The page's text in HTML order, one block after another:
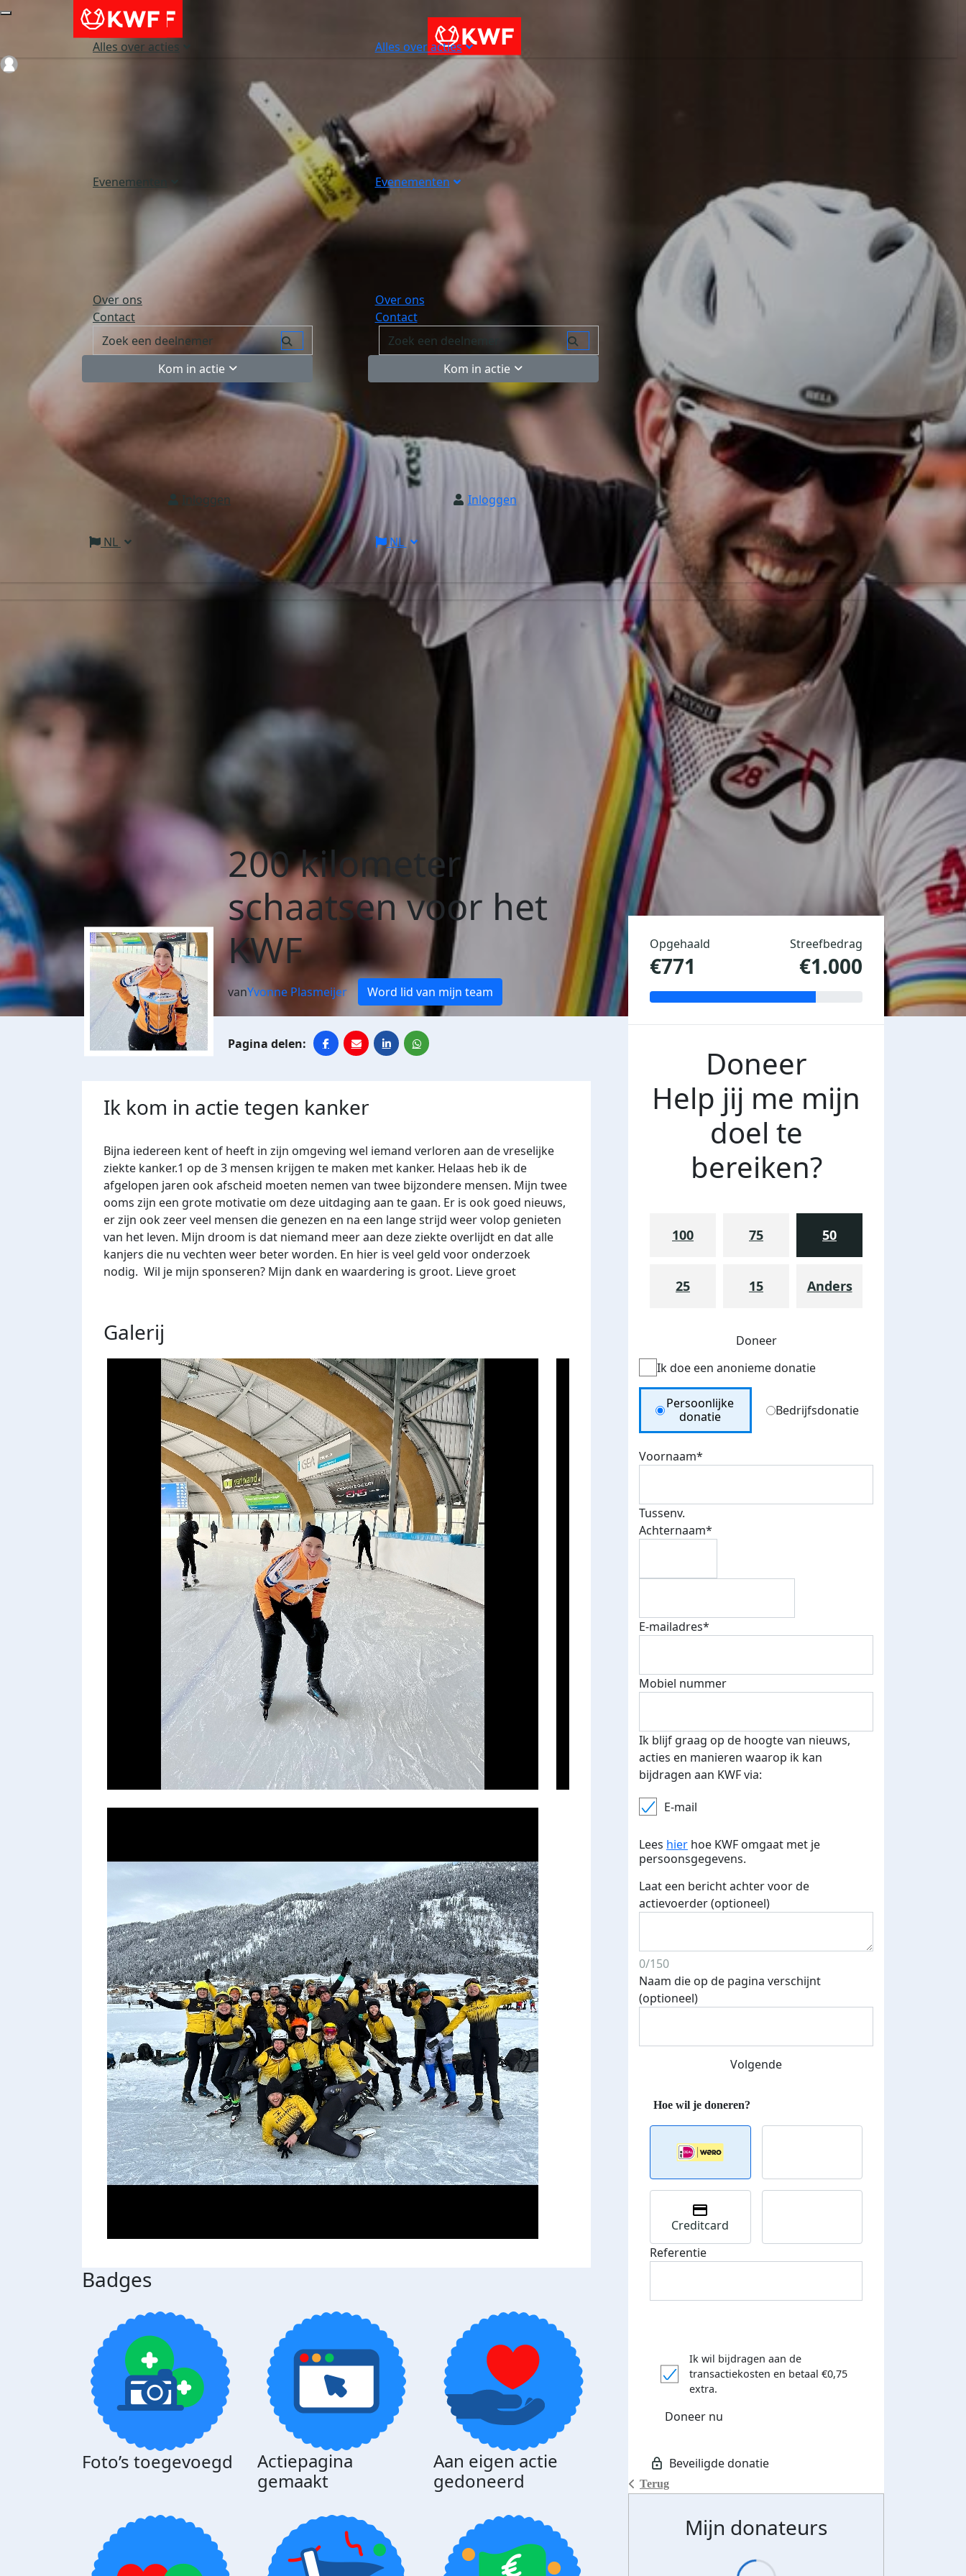
Alles over acties
Evenementen
Over ons
Contact
Kom in actie
Inloggen
NL
Alles over acties
Evenementen
Over ons
Contact
Kom in actie
Inloggen
NL
200 kilometer
schaatsen voor het
KWF
vanYvonne Plasmeijer Word lid van mijn team
Ik kom in actie tegen kanker
Bijna iedereen kent of heeft in zijn omgeving wel iemand verloren aan de vreselijke
ziekte kanker.1 op de 3 mensen krijgen te maken met kanker. Helaas heb ik de
afgelopen jaren ook afscheid moeten nemen van twee bijzondere mensen. Mijn twee
ooms zijn een grote motivatie om deze uitdaging aan te gaan. Er is ook goed nieuws,
er zijn ook zeer veel mensen die genezen en na een lange strijd weer volop genieten
van het leven. Mijn droom is dat niemand meer aan deze ziekte overlijdt en dat alle
kanjers die nu vechten weer beter worden. En hier is veel geld voor onderzoek
nodig. Wil je mijn sponseren? Mijn dank en waardering is groot. Lieve groet
Galerij
Badges
Foto’s toegevoegd
Actiepagina
gemaakt
Aan eigen actie
gedoneerd
Donateurs
bedankt
Opgehaald
€771
Streefbedrag
€1.000
Doneer
Help jij me mijn
doel te
bereiken?
100 75 50
25 15 Anders
Doneer
Ik doe een anonieme donatie
Donation Type
Persoonlijke
donatie
Bedrijfsdonatie
Voornaam*
Tussenv.
Achternaam*
E-mailadres*
Mobiel nummer
Ik blijf graag op de hoogte van nieuws,
acties en manieren waarop ik kan
bijdragen aan KWF via:
E-mail
Lees hier hoe KWF omgaat met je
persoonsgegevens.
Laat een bericht achter voor de
actievoerder (optioneel)
0/150
Naam die op de pagina verschijnt
(optioneel)
Volgende
Terug
Creditcard
Referentie
Ik wil bijdragen aan de
transactiekosten en betaal €0,75
extra.
Doneer nu
Mijn donateurs